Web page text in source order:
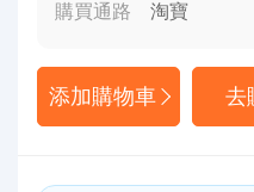
購買通路 淘寶
添加購物車 去